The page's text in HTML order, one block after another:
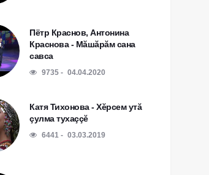
Пётр Краснов, Антонина
Краснова - Мăшăрăм сана
савса
9735 04.04.2020
Катя Тихонова - Хĕрсем утă
çулма тухаççĕ
6441 03.03.2019